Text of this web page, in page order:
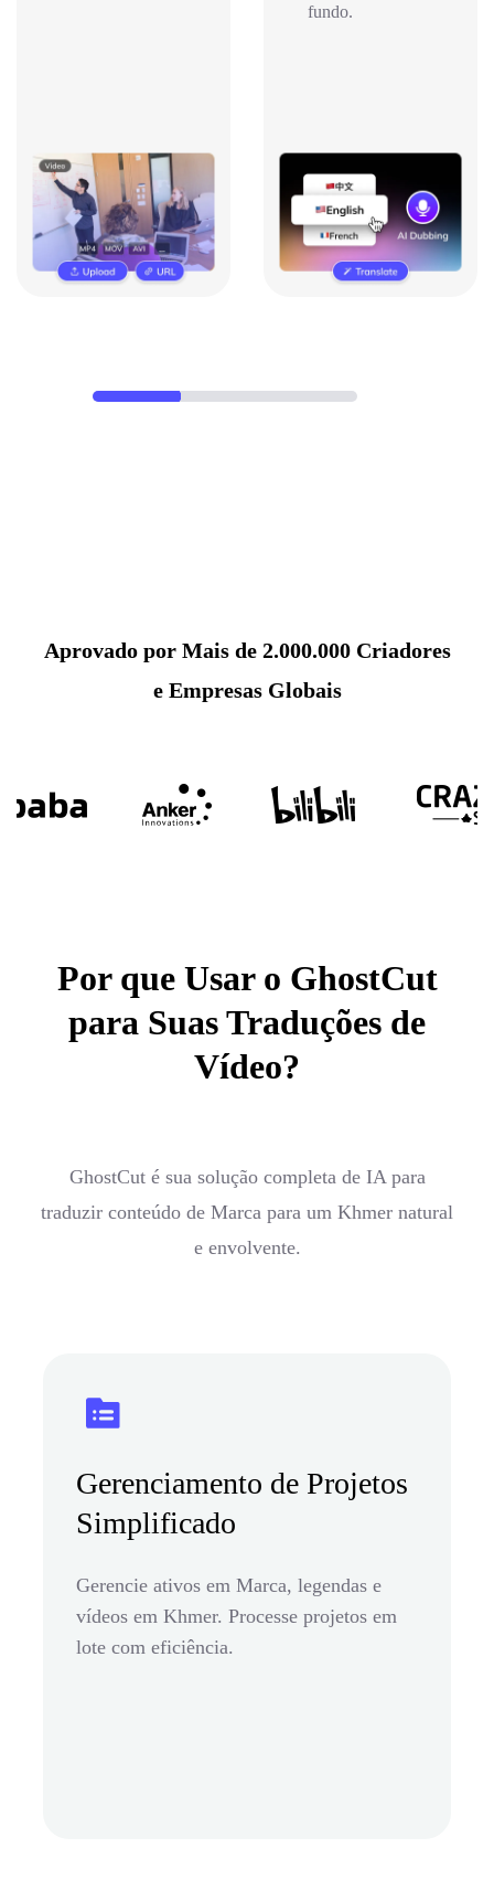
fundo.
Aprovado por Mais de 2.000.000 Criadores
e Empresas Globais
Por que Usar o GhostCut
para Suas Traduções de
Vídeo?
GhostCut é sua solução completa de IA para
traduzir conteúdo de Marca para um Khmer natural
e envolvente.
Gerenciamento de Projetos
Simplificado
Gerencie ativos em Marca, legendas e
vídeos em Khmer. Processe projetos em
lote com eficiência.